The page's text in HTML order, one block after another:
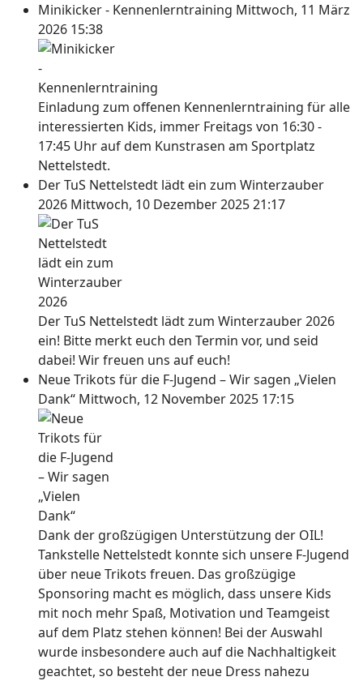
Minikicker - Kennenlerntraining Mittwoch, 11 März
2026 15:38
Einladung zum offenen Kennenlerntraining für alle
interessierten Kids, immer Freitags von 16:30 -
17:45 Uhr auf dem Kunstrasen am Sportplatz
Nettelstedt.
Der TuS Nettelstedt lädt ein zum Winterzauber
2026 Mittwoch, 10 Dezember 2025 21:17
Der TuS Nettelstedt lädt zum Winterzauber 2026
ein! Bitte merkt euch den Termin vor, und seid
dabei! Wir freuen uns auf euch!
Neue Trikots für die F-Jugend – Wir sagen „Vielen
Dank“ Mittwoch, 12 November 2025 17:15
Dank der großzügigen Unterstützung der OIL!
Tankstelle Nettelstedt konnte sich unsere F-Jugend
über neue Trikots freuen. Das großzügige
Sponsoring macht es möglich, dass unsere Kids
mit noch mehr Spaß, Motivation und Teamgeist
auf dem Platz stehen können! Bei der Auswahl
wurde insbesondere auch auf die Nachhaltigkeit
geachtet, so besteht der neue Dress nahezu